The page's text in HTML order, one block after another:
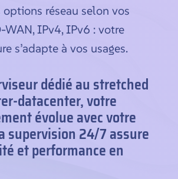
réseau selon vos
WAN, IPv4, IPv6 : votre
s’adapte à vos usages.
dédié au stretched
datacenter, votre
évolue avec votre
supervision 24/7 assure
et performance en